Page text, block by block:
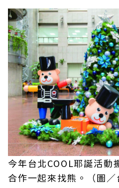
今年台北COOL耶誕活動
合作一起來找熊。（圖／